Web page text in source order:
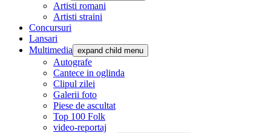
Artisti romani
Artisti straini
Concursuri
Lansari
Multimedia expand child menu
Autografe
Cantece in oglinda
Clipul zilei
Galerii foto
Piese de ascultat
Top 100 Folk
video-reportaj